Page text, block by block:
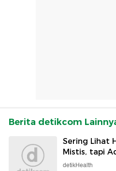
Berita detikcom
Sering Lihat
Mistis, tapi
detikHealth